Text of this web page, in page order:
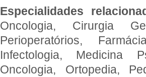
Especialidades
Oncologia, Cirurgia
Perioperatórios,
Infectologia, Medicina
Oncologia, Ortopedia,